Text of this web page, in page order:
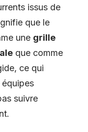
issus de
que le
une grille
que comme
ce qui
suivre